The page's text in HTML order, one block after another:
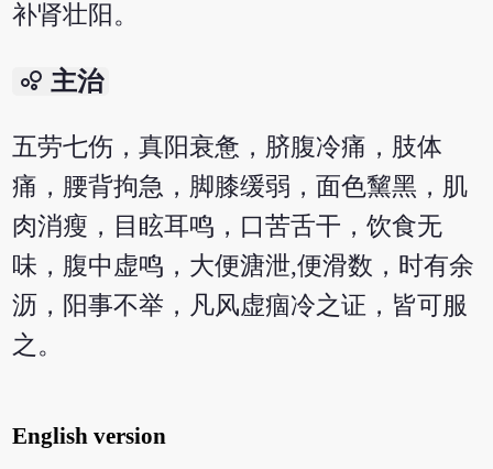
补肾壮阳。
bubble_chart 主治
五劳七伤，真阳衰惫，脐腹冷痛，肢体
痛，腰背拘急，脚膝缓弱，面色黧黑，肌
肉消瘦，目眩耳鸣，口苦舌干，饮食无
味，腹中虚鸣，大便溏泄,便滑数，时有余
沥，阳事不举，凡风虚痼冷之证，皆可服
之。
English version